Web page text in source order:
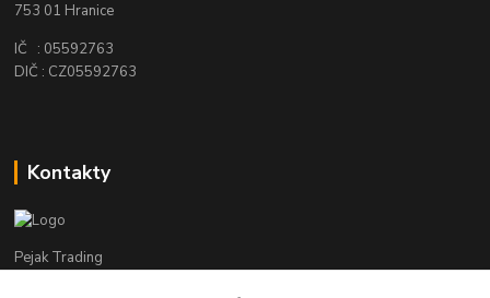
753 01 Hranice
IČ : 05592763
DIČ : CZ05592763
Kontakty
Pejak Trading